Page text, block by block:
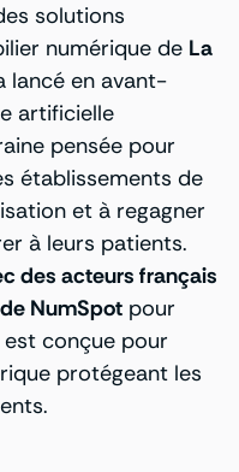
solutions
numérique de La
lancé en avant-
artificielle
pensée pour
établissements de
et à regagner
à leurs patients.
des acteurs français
NumSpot pour
est conçue pour
protégeant les